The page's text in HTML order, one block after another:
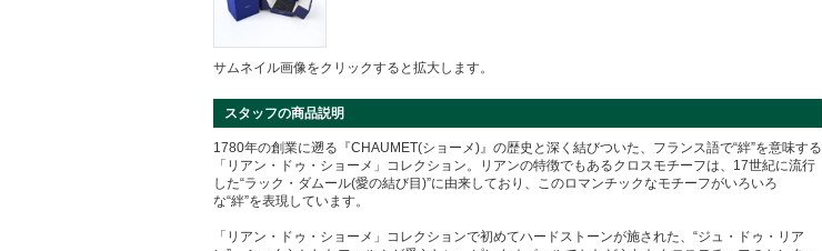
サムネイル画像をクリックすると拡大します。
スタッフの商品説明
1780年の創業に遡る『CHAUMET(ショーメ)』の歴史と深く結びついた、フランス語で“絆”を意味する
「リアン・ドゥ・ショーメ」コレクション。リアンの特徴でもあるクロスモチーフは、17世紀に流行
した“ラック・ダムール(愛の結び目)”に由来しており、このロマンチックなモチーフがいろいろ
な“絆”を表現しています。
「リアン・ドゥ・ショーメ」コレクションで初めてハードストーンが施された、“ジュ・ドゥ・リア